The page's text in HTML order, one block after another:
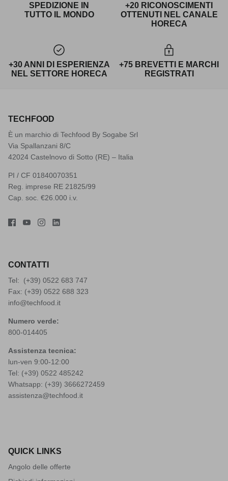
SPEDIZIONE IN
TUTTO IL MONDO
+20 RICONOSCIMENTI
OTTENUTI NEL CANALE
HORECA
+30 ANNI DI ESPERIENZA
NEL SETTORE HORECA
+75 BREVETTI E MARCHI
REGISTRATI
TECHFOOD
È un marchio di Techfood By Sogabe Srl
Via Spallanzani 8/C
42024 Castelnovo di Sotto (RE) – Italia
PI / CF 01840070351
Reg. imprese RE 21825/99
Cap. soc. €26.000 i.v.
CONTATTI
Tel: (+39) 0522 683 747
Fax: (+39) 0522 688 323
info@techfood.it
Numero verde:
800-014405
Assistenza tecnica:
lun-ven 9:00-12:00
Tel: (+39) 0522 485242
Whatsapp: (+39) 3666272459
assistenza@techfood.it
QUICK LINKS
Angolo delle offerte